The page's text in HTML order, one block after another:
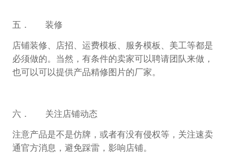
五． 装修
店铺装修、店招、运费模板、服务模板、美工等都是
必须做的。当然，有条件的卖家可以聘请团队来做，
也可以可以提供产品精修图片的厂家。
六． 关注店铺动态
注意产品是不是仿牌，或者有没有侵权等，关注速卖
通官方消息，避免踩雷，影响店铺。